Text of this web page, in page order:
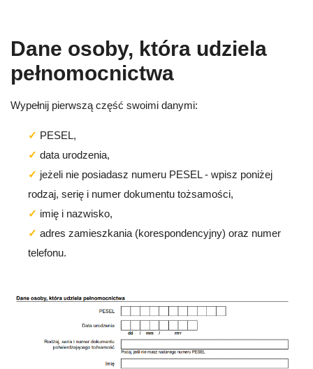
Dane osoby, która udziela
pełnomocnictwa
Wypełnij pierwszą część swoimi danymi:
PESEL,
data urodzenia,
jeżeli nie posiadasz numeru PESEL - wpisz poniżej
rodzaj, serię i numer dokumentu tożsamości,
imię i nazwisko,
adres zamieszkania (korespondencyjny) oraz numer
telefonu.